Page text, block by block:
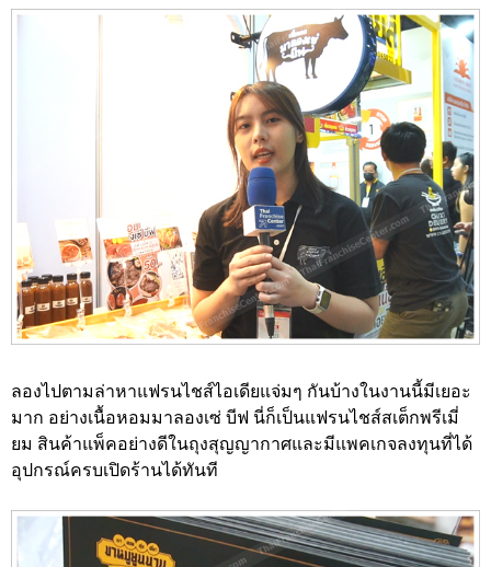
ลองไปตามล่าหาแฟรนไชส์ไอเดียแจ่มๆ กันบ้างในงานนี้มีเยอะ
มาก อย่างเนื้อหอมมาลองเซ่ บีฟ นี่ก็เป็นแฟรนไชส์สเต็กพรีเมี่
ยม สินค้าแพ็คอย่างดีในถุงสุญญากาศและมีแพคเกจลงทุนที่ได้
อุปกรณ์ครบเปิดร้านได้ทันที